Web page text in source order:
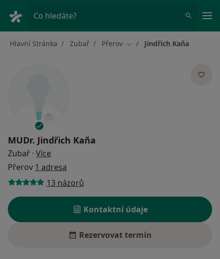
Co hledáte?
Hlavní Stránka Zubař Přerov Změna města
Jindřich Kaňa
MUDr. Jindřich Kaňa
Zubař · Více
Přerov 1 adresa
13 názorů
Kontaktní údaje
Rezervovat termín